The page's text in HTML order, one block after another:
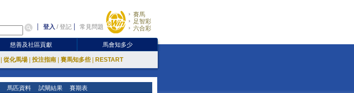
登入 /登記 常見問題
賽馬
足智彩
六合彩
慈善及社區貢獻 馬會知多少
從化馬場 投注指南 賽馬知多些 RESTART
馬匹資料 試閘結果 賽期表